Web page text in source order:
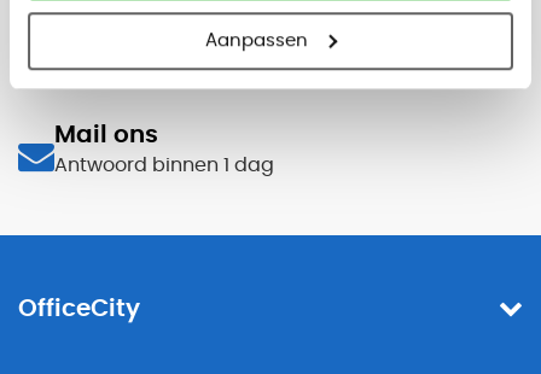
Aanpassen
Bel +31 (0) 23 302 00 80
Mail ons
Antwoord binnen 1 dag
OfficeCity